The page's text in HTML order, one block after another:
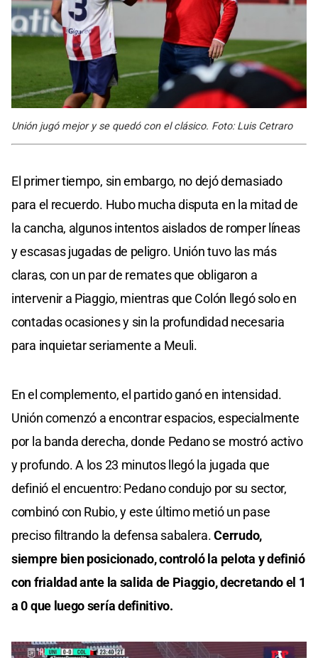
Unión jugó mejor y se quedó con el clásico. Foto: Luis Cetraro
El primer tiempo, sin embargo, no dejó demasiado
para el recuerdo. Hubo mucha disputa en la mitad de
la cancha, algunos intentos aislados de romper líneas
y escasas jugadas de peligro. Unión tuvo las más
claras, con un par de remates que obligaron a
intervenir a Piaggio, mientras que Colón llegó solo en
contadas ocasiones y sin la profundidad necesaria
para inquietar seriamente a Meuli.
En el complemento, el partido ganó en intensidad.
Unión comenzó a encontrar espacios, especialmente
por la banda derecha, donde Pedano se mostró activo
y profundo. A los 23 minutos llegó la jugada que
definió el encuentro: Pedano condujo por su sector,
combinó con Rubio, y este último metió un pase
preciso filtrando la defensa sabalera.Cerrudo,
siempre bien posicionado, controló la pelota y definió
con frialdad ante la salida de Piaggio, decretando el 1
a 0 que luego sería definitivo.